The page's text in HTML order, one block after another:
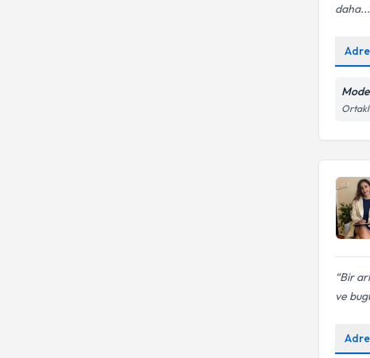
daha...
Bir
ve